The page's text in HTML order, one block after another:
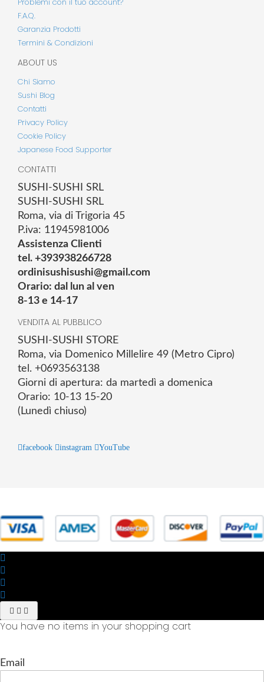
F.A.Q.
Garanzia Prodotti
Termini & Condizioni
ABOUT US
Chi Siamo
Sushi Blog
Contatti
Privacy Policy
Cookie Policy
Japanese Food Supporter
CONTATTI
SUSHI-SUSHI SRL
SUSHI-SUSHI SRL
Roma, via di Trigoria 45
P.iva: 11945981006
Assistenza Clienti
tel. +393938266728
ordinisushisushi@gmail.com
Orario: dal lun al ven
8-13 e 14-17
VENDITA AL PUBBLICO
SUSHI-SUSHI STORE
Roma, via Domenico Millelire 49 (Metro Cipro)
tel. +0693563138
Giorni di apertura: da martedì a domenica
Orario: 10-13 15-20
(Lunedì chiuso)
facebook instagram YouTube
You have no items in your shopping cart
Email